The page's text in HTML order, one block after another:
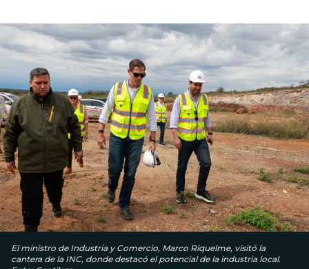
El ministro de Industria y Comercio, Marco Riquelme, visitó la
cantera de la INC, donde destacó el potencial de la industria local.